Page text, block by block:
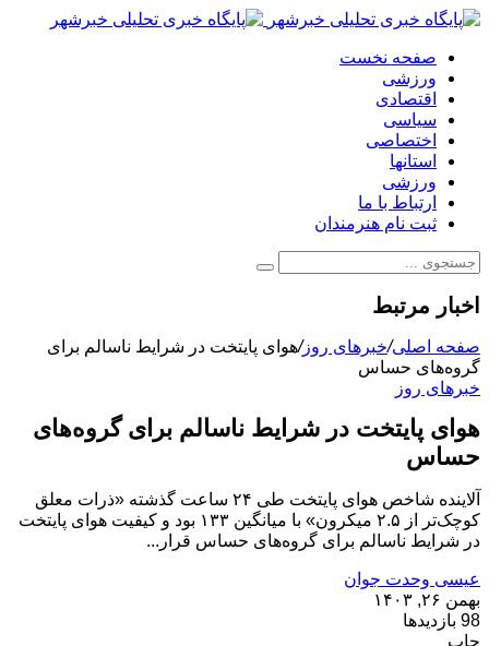
صفحه نخست
ورزشی
اقتصادی
سیاسی
اختصاصی
استانها
ورزشی
ارتباط با ما
ثبت نام هنرمندان
اخبار مرتبط
صفحه اصلی/خبرهای روز/هوای پایتخت در شرایط ناسالم برای
گروه‌های حساس
خبرهای روز
هوای پایتخت در شرایط ناسالم برای گروه‌های
حساس
آلاینده شاخص هوای پایتخت طی ۲۴ ساعت گذشته «ذرات معلق
کوچک‌تر از ۲.۵ میکرون» با میانگین ۱۳۳ بود و کیفیت هوای پایتخت
در شرایط ناسالم برای گروه‌های حساس قرار...
عیسی وحدت جوان
بهمن ۲۶, ۱۴۰۳
98 بازدیدها
چاپ